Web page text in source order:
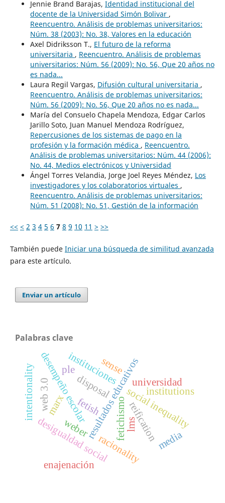
Jennie Brand Barajas, Identidad institucional del
docente de la Universidad Simón Bolivar ,
Reencuentro. Análisis de problemas universitarios:
Núm. 38 (2003): No. 38, Valores en la educación
Axel Didriksson T., El futuro de la reforma
universitaria , Reencuentro. Análisis de problemas
universitarios: Núm. 56 (2009): No. 56, Que 20 años no
es nada...
Laura Regil Vargas, Difusión cultural universitaria ,
Reencuentro. Análisis de problemas universitarios:
Núm. 56 (2009): No. 56, Que 20 años no es nada...
María del Consuelo Chapela Mendoza, Edgar Carlos
Jarillo Soto, Juan Manuel Mendoza Rodríguez,
Repercusiones de los sistemas de pago en la
profesión y la formación médica , Reencuentro.
Análisis de problemas universitarios: Núm. 44 (2006):
No. 44, Medios electrónicos y Universidad
Ángel Torres Velandia, Jorge Joel Reyes Méndez, Los
investigadores y los colaboratorios virtuales ,
Reencuentro. Análisis de problemas universitarios:
Núm. 51 (2008): No. 51, Gestión de la información
<< < 2 3 4 5 6 7 8 9 10 11 > >>
También puede Iniciar una búsqueda de similitud avanzada
para este artículo.
Enviar un artículo
Palabras clave
universidad
fetichismo
resultados educativos
desempeño escolar social inequality
desigualdad socialracionality
weber
institutions
instituciones
fetish
disposal
reification
enajenación
marx
media
ple
lms
web 3.0
intentionality sense